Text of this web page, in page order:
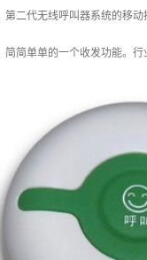
二代无线呼叫器系统的移
简单单的一个收发功能。行